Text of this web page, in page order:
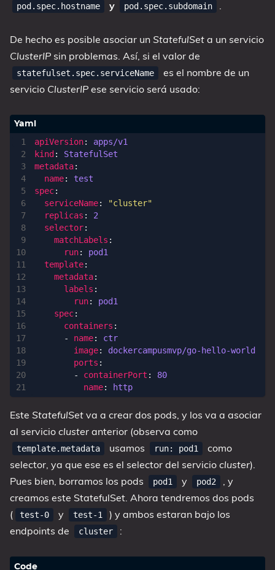
pod.spec.hostname y pod.spec.subdomain .
De hecho es posible asociar un StatefulSet a un servicio
ClusterIP sin problemas. Así, si el valor de
statefulset.spec.serviceName
es el nombre de un
servicio ClusterIP ese servicio será usado:
4
6
7
8
9
10
14
16
17
18
19
20
apiVersion:
apps/v1
kind :
StatefulSet
metadata:
name:
test
spec:
serviceName:
"cluster"
replicas :
2
selector:
matchLabels :
run:
pod1
template:
metadata:
labels :
run:
pod1
spec:
containers :
- name:
ctr
image:
dockercampusmvp/go-hello-world
ports :
- containerPort :
80
name: http
Este StatefulSet va a crear dos pods, y los va a asociar
al servicio cluster anterior (observa como
template.metadata usamos run: pod1
como
selector, ya que ese es el selector del servicio cluster).
Pues bien, borramos los pods
pod1 y pod2
, y
creamos este StatefulSet. Ahora tendremos dos pods
(
test-0 y test-1
) y ambos estaran bajo los
endpoints de
cluster :